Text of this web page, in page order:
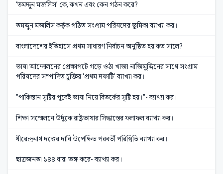
‘তমদ্দুন মজলিস’ কে, কখন এবং কেন গঠন করে?
তমদ্দুন মজলিস কর্তৃক গঠিত সংগ্রাম পরিষদের ভূমিকা ব্যাখ্যা কর।
বাংলাদেশের ইতিহাসে প্রথম সাধারণ নির্বাচন অনুষ্ঠিত হয় কত সালে?
ভাষা আন্দোলনের প্রেক্ষাপটে গড়ে ওঠা খাজা নাজিমুদ্দিনের সাথে সংগ্রাম
পরিষদের সম্পাদিত চুক্তির 'প্রথম দফাটি' ব্যাখ্যা কর।
"পাকিস্তান সৃষ্টির পূর্বেই ভাষা নিয়ে বিতর্কের সৃষ্টি হয়।"- ব্যাখ্যা কর।
শিক্ষা সম্মেলনে উর্দুকে রাষ্ট্রভাষার সিদ্ধান্তের ফলাফল ব্যাখ্যা কর।
ধীরেন্দ্রনাথ দত্তের দাবি উপেক্ষিত পরবর্তী পরিস্থিতি ব্যাখ্যা কর।
ছাত্রজনতা ১৪৪ ধারা ভঙ্গ করে- ব্যাখ্যা কর।